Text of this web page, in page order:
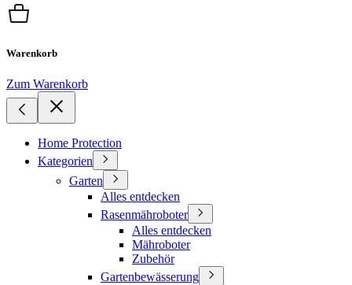
Warenkorb
Zum Warenkorb
Home Protection
Kategorien
Garten
Alles entdecken
Rasenmähroboter
Alles entdecken
Mähroboter
Zubehör
Gartenbewässerung